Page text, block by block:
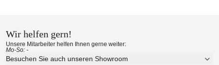
Produktnummer:
FA91B
Erleben Sie unsere Stoffe und Materialien ganz in Ruhe in
Ihren eigenen vier Wänden.
Aktuelle Originalstoffe des Herstellers
Wir helfen gern!
Unsere Mitarbeiter helfen Ihnen gerne weiter:
Mo-So: -
Besuchen Sie auch unseren Showroom